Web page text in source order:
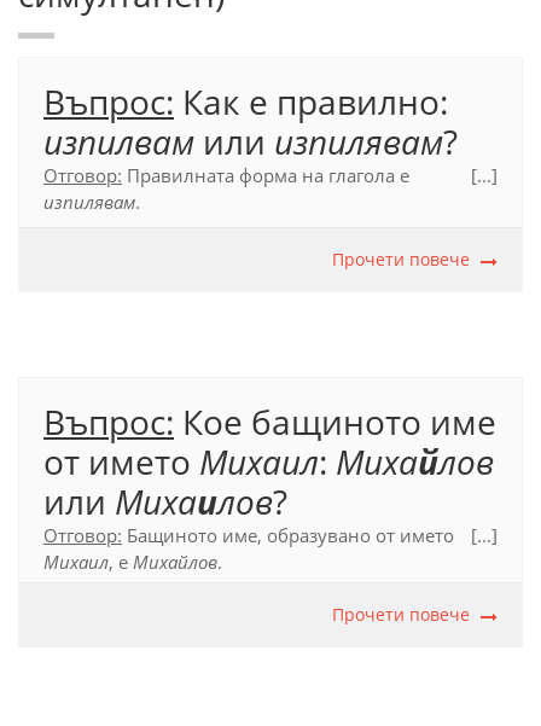
Въпрос: Как е правилно:
изпилвам или изпилявам?
Отговор: Правилната форма на глагола е
изпилявам.
Официален правописен речник (2012), с. 293.
[...]
Прочети повече
Въпрос: Кое бащиното име
от името Михаил: Михайлов
или Михаилов?
Отговор: Бащиното име, образувано от името
Михаил, е Михайлов.
[...]
Прочети повече